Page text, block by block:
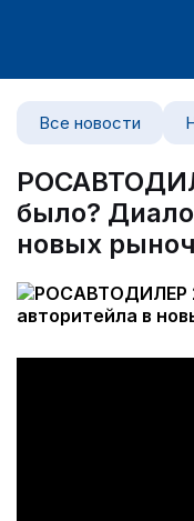
Все новости
было?
новых